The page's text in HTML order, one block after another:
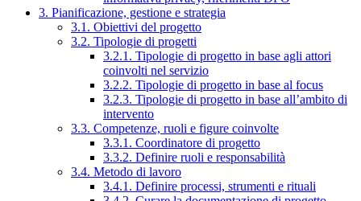
3. Pianificazione, gestione e strategia
3.1. Obiettivi del progetto
3.2. Tipologie di progetti
3.2.1. Tipologie di progetto in base agli attori
coinvolti nel servizio
3.2.2. Tipologie di progetto in base al focus
3.2.3. Tipologie di progetto in base all’ambito di
intervento
3.3. Competenze, ruoli e figure coinvolte
3.3.1. Coordinatore di progetto
3.3.2. Definire ruoli e responsabilità
3.4. Metodo di lavoro
3.4.1. Definire processi, strumenti e rituali